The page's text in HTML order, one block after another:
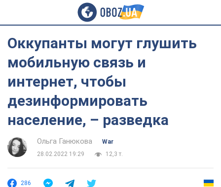
Оккупанты могут глушить
мобильную связь и
интернет, чтобы
дезинформировать
население, – разведка
Ольга Ганюкова
War
28.02.2022 19:29
12,3 т.
286